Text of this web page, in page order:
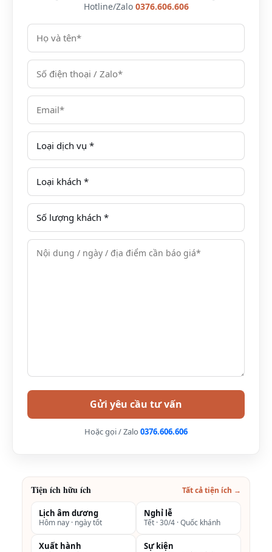
4 STUDIO
35
1,790,000 2,090,000
DELUXE
FAMILY
m2
SIGNATURE
SUITE
m2
7 CH 1PN1WC 42m2 1,890,000 2,190,000
8 CH 2PN1WC 3,390,000
9 CH 2PN2WC 90m2 3,390,000 3,690,000
Hotline/Zalo 0376.606.606
Hoặc gọi / Zalo 0376.606.606
Tiện ích hữu ích Tất cả tiện ích →
Lịch âm dương
Hôm nay · ngày tốt
Nghỉ lễ
Tết · 30/4 · Quốc khánh
Xuất hành Sự kiện